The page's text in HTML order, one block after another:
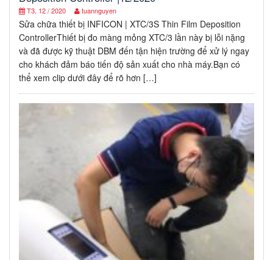
T3, 12 / 2020 tuannguyen
Sửa chữa thiết bị INFICON | XTC/3S Thin Film Deposition
ControllerThiết bị đo màng mỏng XTC/3 lần này bị lỗi nặng
và đã được kỹ thuật DBM đến tận hiện trường để xử lý ngay
cho khách đảm báo tiến độ sản xuất cho nhà máy.Bạn có
thể xem clip dưới đây để rõ hơn […]